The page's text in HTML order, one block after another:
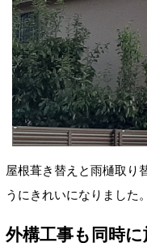
屋根葺き替えと雨樋取り
うにきれいになりました。
外構工事も同時に